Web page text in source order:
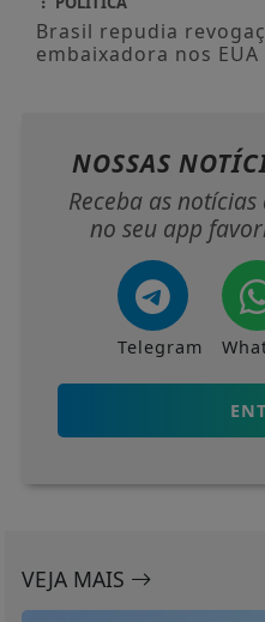
Brasil repudia
embaixadora nos EUA
NOSSAS
Receba as
no seu app
Telegram
VEJA MAIS